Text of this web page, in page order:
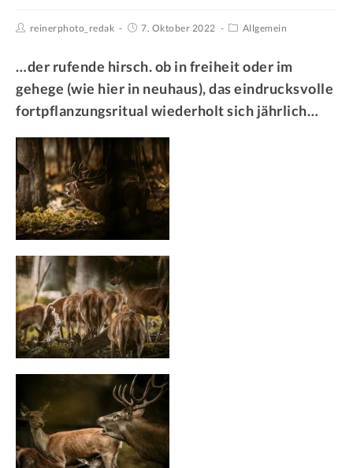
reinerphoto_redak 7. Oktober 2022 Allgemein
…der rufende hirsch. ob in freiheit oder im
gehege (wie hier in neuhaus), das eindrucksvolle
fortpflanzungsritual wiederholt sich jährlich…